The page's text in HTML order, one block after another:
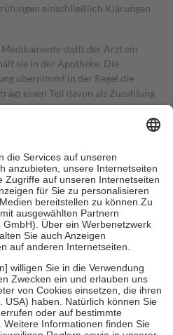
einschließlich Klärungen
stellt der Arzt ein
sie in der Apotheke. Die
übernimmt in der Regel die
einen Teil davon als Zuzahlung
Zuzahlungen in Höhe von zehn
nie mehr als die tatsächlichen
auch für Online-Apotheken.
beträgt die
sowie zehn Euro je
für ihre eigene Gesundheit zu
der Familie zu unterstützen,
zum vollendeten 18. Lebensjahr
und Früherkennung, die von der